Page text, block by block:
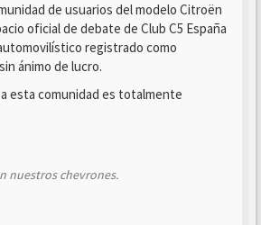
de usuarios del modelo Citroën
oficial de debate de Club C5 España
registrado como
ánimo de lucro.
esta comunidad es totalmente
nuestros chevrones.